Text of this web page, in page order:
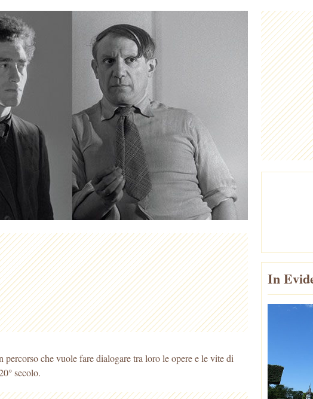
percorso che vuole fare dialogare tra loro le opere e le vite di
secolo.
In